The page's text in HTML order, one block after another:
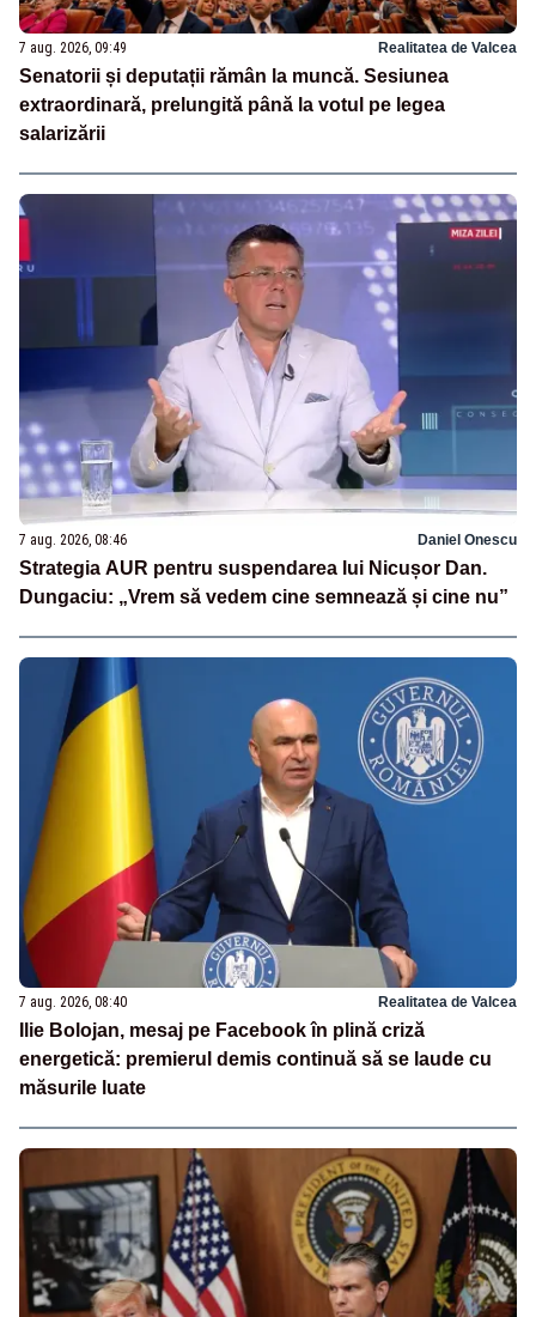
7 aug. 2026, 09:49 Realitatea de Valcea
Senatorii și deputații rămân la muncă. Sesiunea
extraordinară, prelungită până la votul pe legea
salarizării
7 aug. 2026, 08:46 Daniel Onescu
Strategia AUR pentru suspendarea lui Nicușor Dan.
Dungaciu: „Vrem să vedem cine semnează și cine nu”
7 aug. 2026, 08:40 Realitatea de Valcea
Ilie Bolojan, mesaj pe Facebook în plină criză
energetică: premierul demis continuă să se laude cu
măsurile luate